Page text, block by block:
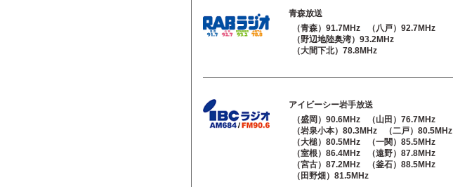
青森放送
（青森）91.7MHz
（八戸）92.7MHz
（野辺地陸奥湾）93.2MHz
（大間下北）78.8MHz
アイビーシー岩手放送
（盛岡）90.6MHz
（山田）76.7MHz
（岩泉小本）80.3MHz
（二戸）80.5MHz
（大槌）80.5MHz
（一関）85.5MHz
（室根）86.4MHz
（遠野）87.8MHz
（宮古）87.2MHz
（釜石）88.5MHz
（田野畑）81.5MHz